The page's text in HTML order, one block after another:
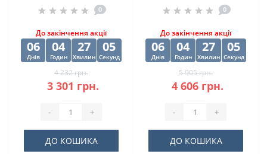
10х84х133 мм
0
До закінчення акції
06
Днів
04
Годин
27
Хвилин
04
Секунд
4 232 грн.
3 301 грн.
- +
ДО КОШИКА
(10 шт) 12.5х98х151
0
До закінчення акції
06
Днів
04
Годин
27
Хвилин
04
Секунд
5 905 грн.
4 606 грн.
- +
ДО КОШИКА